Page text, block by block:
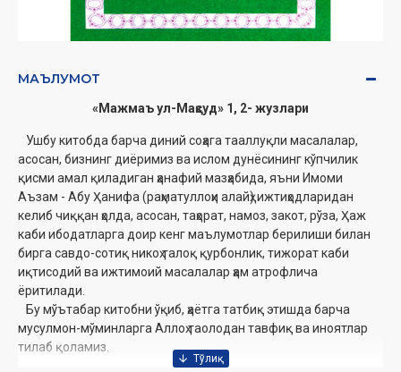
МАЪЛУМОТ
«Мажмаъ ул-Мақсуд» 1, 2- жузлари
Ушбу китобда барча диний соҳага тааллуқли масалалар,
асосан, бизнинг диёримиз ва ислом дунёсининг кўпчилик
қисми амал қиладиган ҳанафий мазҳабида, яъни Имоми
Аъзам - Абу Ҳанифа (раҳматуллоҳи алайҳ) ижтиҳодларидан
келиб чиққан ҳолда, асосан, таҳорат, намоз, закот, рўза, Ҳаж
каби ибодатларга доир кенг маълумотлар берилиши билан
бирга савдо-сотиқ никоҳ талоқ қурбонлик, тижорат каби
иқтисодий ва ижтимоий масалалар ҳам атрофлича
ёритилади.
Бу мўътабар китобни ўқиб, ҳаётга татбиқ этишда барча
мусулмон-мўминларга Аллоҳ таолодан тавфиқ ва иноятлар
тилаб қоламиз.